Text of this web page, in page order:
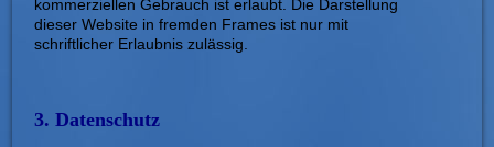
kommerziellen Gebrauch ist erlaubt. Die Darstellung
dieser Website in fremden Frames ist nur mit
schriftlicher Erlaubnis zulässig.
3. Datenschutz